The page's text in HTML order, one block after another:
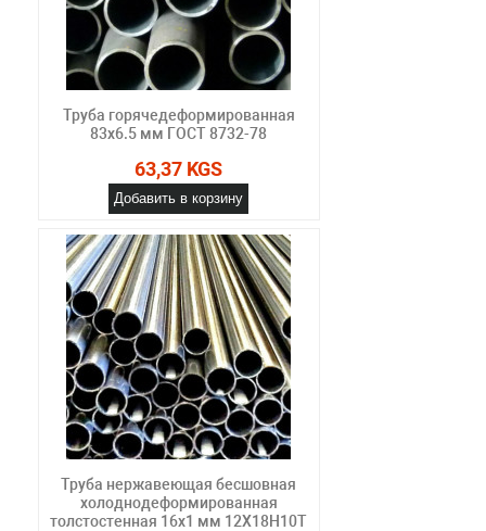
Труба горячедеформированная
83х6.5 мм ГОСТ 8732-78
63,37 KGS
Добавить в корзину
Труба нержавеющая бесшовная
холоднодеформированная
толстостенная 16х1 мм 12Х18Н10Т